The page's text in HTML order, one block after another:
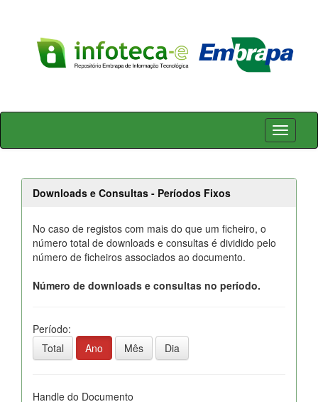
Skip
Downloads e Consultas - Períodos Fixos
No caso de registos com mais do que um ficheiro, o
número total de downloads e consultas é dividido pelo
número de ficheiros associados ao documento.
Número de downloads e consultas no período.
Período:
Total
Ano Mês Dia
Handle do Documento